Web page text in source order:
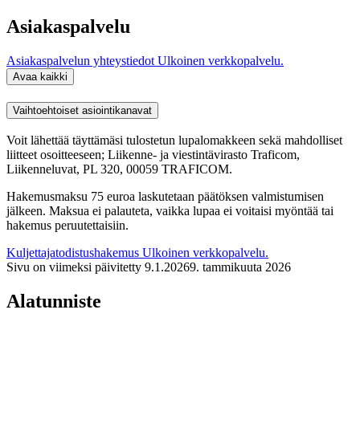
Asiakaspalvelu
Asiakaspalvelun yhteystiedot Ulkoinen verkkopalvelu.
Avaa kaikki
Vaihtoehtoiset asiointikanavat
Voit lähettää täyttämäsi tulostetun lupalomakkeen sekä mahdolliset
liitteet osoitteeseen; Liikenne- ja viestintävirasto Traficom,
Liikenneluvat, PL 320, 00059 TRAFICOM.
Hakemusmaksu 75 euroa laskutetaan päätöksen valmistumisen
jälkeen. Maksua ei palauteta, vaikka lupaa ei voitaisi myöntää tai
hakemus peruutettaisiin.
Kuljettajatodistushakemus Ulkoinen verkkopalvelu.
Sivu on viimeksi päivitetty 9.1.20269. tammikuuta 2026
Alatunniste